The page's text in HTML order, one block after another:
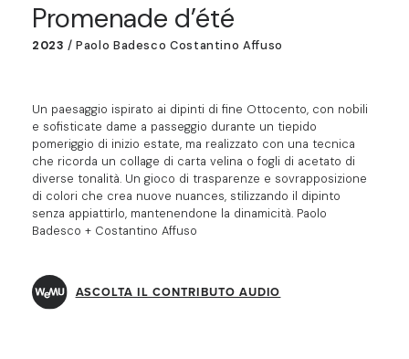
Promenade d’été
2023 / Paolo Badesco Costantino Affuso
Un paesaggio ispirato ai dipinti di fine Ottocento, con nobili
e sofisticate dame a passeggio durante un tiepido
pomeriggio di inizio estate, ma realizzato con una tecnica
che ricorda un collage di carta velina o fogli di acetato di
diverse tonalità. Un gioco di trasparenze e sovrapposizione
di colori che crea nuove nuances, stilizzando il dipinto
senza appiattirlo, mantenendone la dinamicità. Paolo
Badesco + Costantino Affuso
ASCOLTA IL CONTRIBUTO AUDIO